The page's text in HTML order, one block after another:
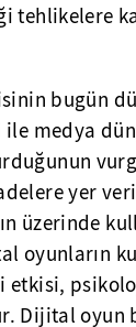
tehlikelere
bugün
medya
yer
üzerinde
oyunların
etkisi,
Dijital oyun